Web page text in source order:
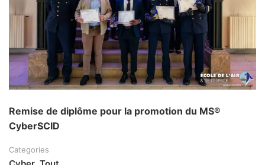
Remise de diplôme pour la promotion du MS®
CyberSCID
Categories